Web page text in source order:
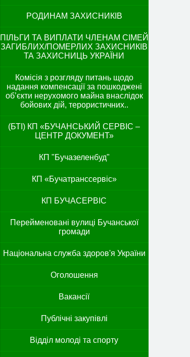
РОДИНАМ ЗАХИСНИКІВ
ПІЛЬГИ ТА ВИПЛАТИ ЧЛЕНАМ СІМЕЙ
ЗАГИБЛИХ/ПОМЕРЛИХ ЗАХИСНИКІВ
ТА ЗАХИСНИЦЬ УКРАЇНИ
Комісія з розгляду питань щодо
надання компенсації за пошкоджені
об’єкти нерухомого майна внаслідок
бойових дій, терористичних..
(БТІ) КП «БУЧАНСЬКИЙ СЕРВІС –
ЦЕНТР ДОКУМЕНТ»
КП "Бучазеленбуд"
КП «Бучатранссервіс»
КП БУЧАСЕРВІС
Перейменовані вулиці Бучанської
громади
Національна служба здоров'я України
Оголошення
Вакансії
Публічні закупівлі
Відділ молоді та спорту